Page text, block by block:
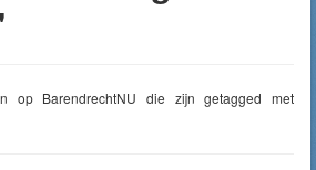
op BarendrechtNU die zijn getagged met